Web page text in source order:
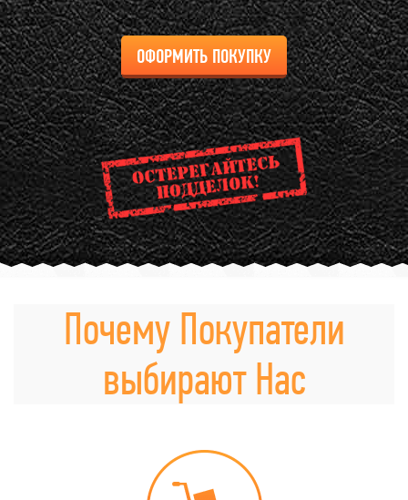
ОФОРМИТЬ ПОКУПКУ
Почему Покупатели
выбирают Нас